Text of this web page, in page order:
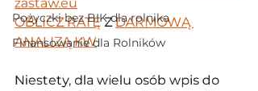
Pożyczki bez BIK dla rolnika
Finansowanie dla Rolników
OBLICZ RATĘ Z DARMOWĄ
ANALIZĄ KW
Niestety, dla wielu osób wpis do